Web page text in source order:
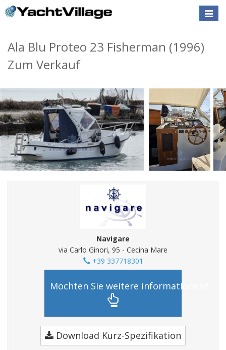
Toggle
Ala Blu Proteo 23 Fisherman (1996)
Zum Verkauf
Navigare
via Carlo Ginori, 95 - Cecina Mare
+39 337718301
Möchten Sie weitere informationen?
Download Kurz-Spezifikation